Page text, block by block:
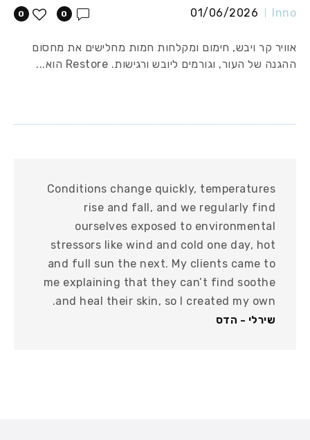
Inno
01/06/2026
0 0
אוויר קר ויבש, חימום ומקלחות חמות מחלישים את מחסום
ההגנה של העור, וגורמים ליובש ורגישות. Restore הוא...
Conditions change quickly, temperatures
rise and fall, and we regularly find
ourselves exposed to environmental
stressors like wind and cold one day, hot
and full sun the next. My clients came to
me explaining that they can’t find soothe
and heal their skin, so I created my own.
שירלי - הדס